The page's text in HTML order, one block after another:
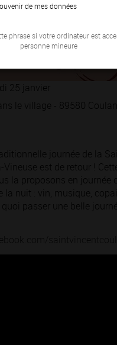
de mes données
phrase si votre ordinateur est
personne mineure
25 janvier
le village - 89580
journée de la
est de retour !
la proposons en journée
la nuit : vin, musique,
passer une belle